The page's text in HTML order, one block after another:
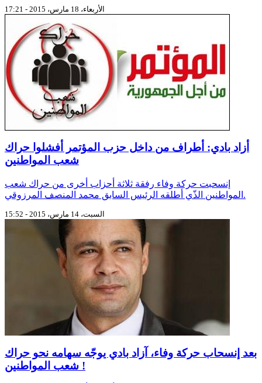
الأربعاء، 18 مارس، 2015 - 17:21
أزاد بادي: أطراف من داخل حزب المؤتمر أفشلوا حراك
شعب المواطنين
إنسحبت حركة وفاء رفقة ثلاثة أحزاب أخرى من حراك شعب
المواطنين الذّي أطلقه الرئيس السابق محمد المنصف المرزوقي.
السبت، 14 مارس، 2015 - 15:52
بعد إنسحاب حركة وفاء، آزاد بادي يوجّه سهامه نحو حراك
شعب المواطنين !